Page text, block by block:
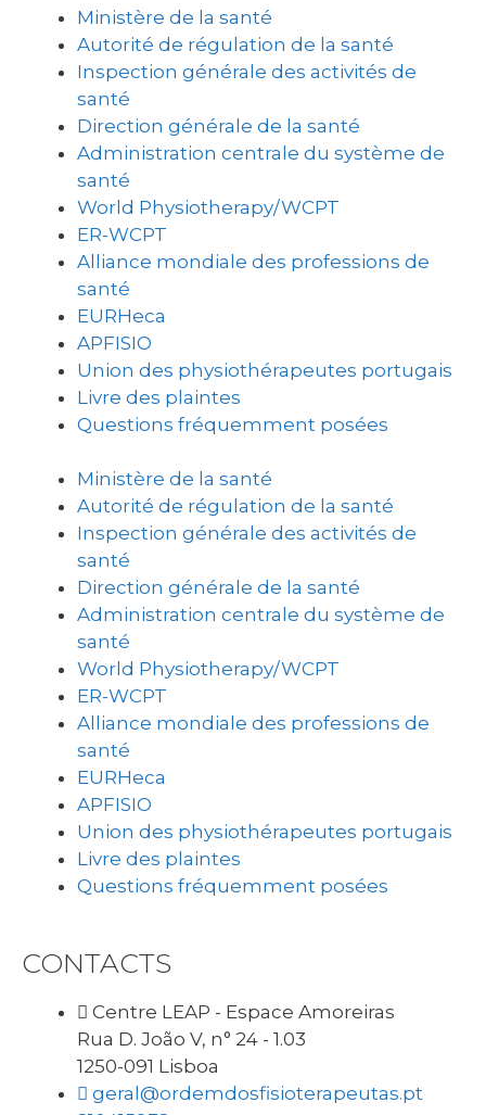
Ministère de la santé
Autorité de régulation de la santé
Inspection générale des activités de
santé
Direction générale de la santé
Administration centrale du système de
santé
World Physiotherapy/WCPT
ER-WCPT
Alliance mondiale des professions de
santé
EURHeca
APFISIO
Union des physiothérapeutes portugais
Livre des plaintes
Questions fréquemment posées
Ministère de la santé
Autorité de régulation de la santé
Inspection générale des activités de
santé
Direction générale de la santé
Administration centrale du système de
santé
World Physiotherapy/WCPT
ER-WCPT
Alliance mondiale des professions de
santé
EURHeca
APFISIO
Union des physiothérapeutes portugais
Livre des plaintes
Questions fréquemment posées
CONTACTS
Centre LEAP - Espace Amoreiras
Rua D. João V, n° 24 - 1.03
1250-091 Lisboa
geral@ordemdosfisioterapeutas.pt